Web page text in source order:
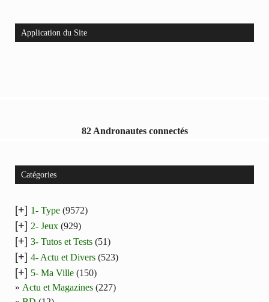
Application du Site
82 Andronautes connectés
Catégories
[+] 1- Type (9572)
[+] 2- Jeux (929)
[+] 3- Tutos et Tests (51)
[+] 4- Actu et Divers (523)
[+] 5- Ma Ville (150)
Actu et Magazines (227)